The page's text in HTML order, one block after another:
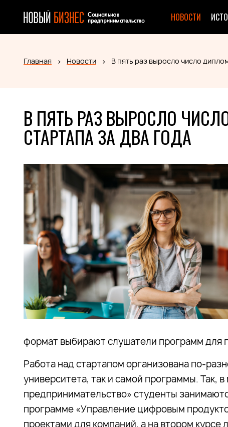
НОВОСТИ
Главная Новости В пять раз выросло число
В ПЯТЬ РАЗ ВЫРОСЛО
СТАРТАПА ЗА ДВА ГОДА
формат выбирают слушатели программ
Работа над стартапом организована по-
университета, так и самой программы. Так,
предпринимательство» студенты
программе «Управление цифровым
проектами для компаний, а на втором